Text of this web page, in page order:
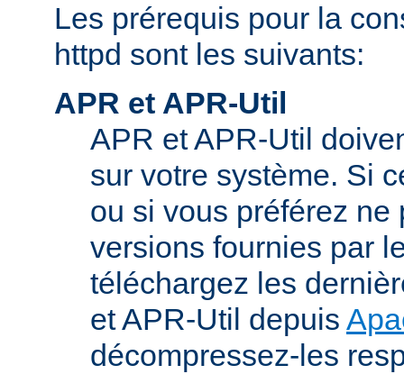
Les prérequis pour la
httpd sont les suivants:
APR et APR-Util
APR et APR-Util
sur votre système. Si
ou si vous préférez ne
versions fournies par
téléchargez les
et APR-Util depuis
décompressez-les